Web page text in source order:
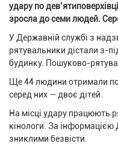
удару по
зросла до семи людей.
У Державній службі з
рятувальники дістали з-
будинку. Пошуково-
Ще 44 людини отримали
серед них — двоє дітей.
На місці удару працюють
кінологи. За
зниклими безвісти.